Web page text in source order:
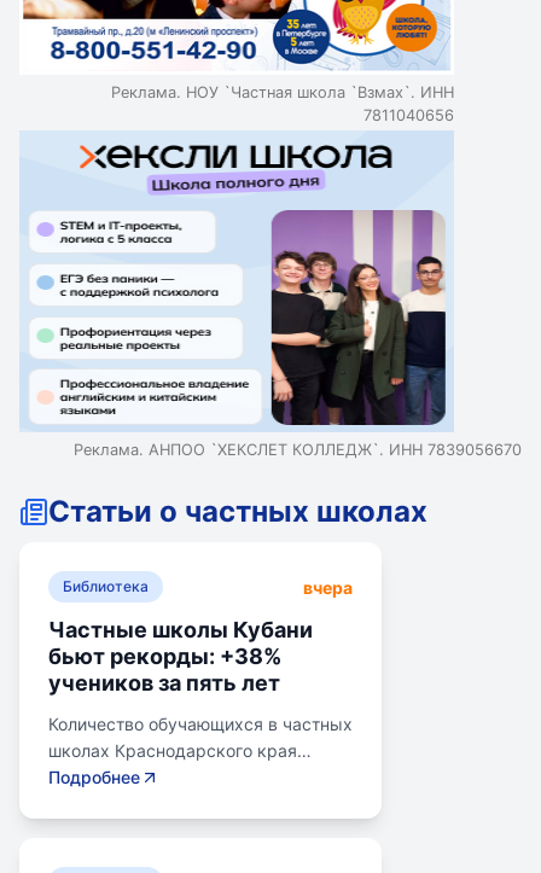
Реклама. НОУ `Частная школа `Взмах`. ИНН
7811040656
Реклама. АНПОО `ХЕКСЛЕТ КОЛЛЕДЖ`. ИНН 7839056670
Статьи о частных школах
Библиотека вчера
Частные школы Кубани
бьют рекорды: +38%
учеников за пять лет
Количество обучающихся в частных
школах Краснодарского края
выросло на 38% за последние пять
Подробнее